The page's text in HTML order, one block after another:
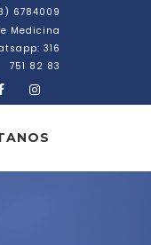
6784009
Medicina
316
751 82 83